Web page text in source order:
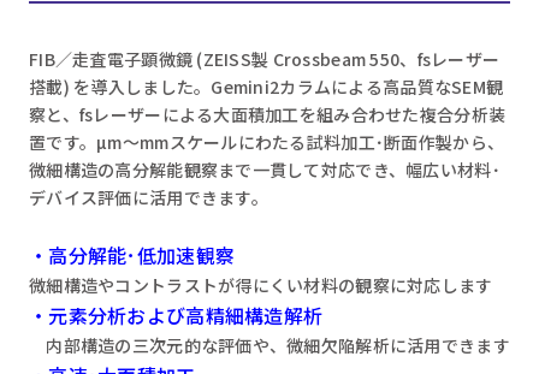
FIB／走査電子顕微鏡 (ZEISS製 Crossbeam 550、fsレーザー
搭載) を導入しました。Gemini2カラムによる高品質なSEM観
察と、fsレーザーによる大面積加工を組み合わせた複合分析装
置です。µm〜mmスケールにわたる試料加工･断面作製から、
微細構造の高分解能観察まで一貫して対応でき、幅広い材料･
デバイス評価に活用できます。
・高分解能･低加速観察
微細構造やコントラストが得にくい材料の観察に対応します
・元素分析および高精細構造解析
内部構造の三次元的な評価や、微細欠陥解析に活用できます